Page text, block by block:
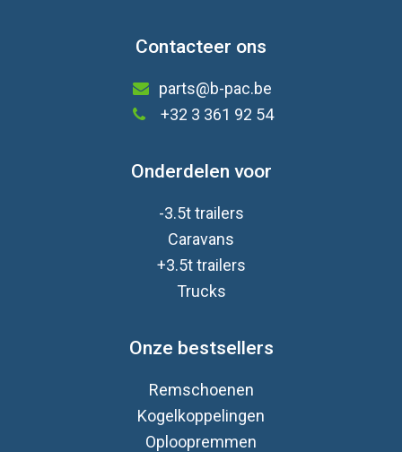
Contacteer ons
parts@b-pac.be
+32 3 361 92 54
Onderdelen voor
-3.5t trailers
Caravans
+3.5t trailers
Trucks
Onze bestsellers
Remschoenen
Kogelkoppelingen
Oploopremmen